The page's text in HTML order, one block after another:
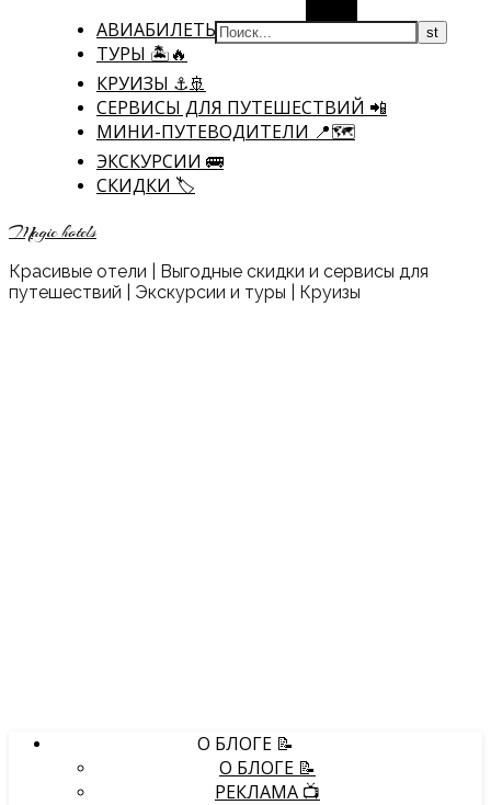
АВИАБИЛЕТЫ ✈
ТУРЫ 🏝🔥
КРУИЗЫ ⚓🚢
CЕРВИСЫ ДЛЯ ПУТЕШЕСТВИЙ 📲
МИНИ-ПУТЕВОДИТЕЛИ 📍🗺️
ЭКСКУРСИИ 🚌
СКИДКИ 🏷️
Magic hotels
Красивые отели | Выгодные скидки и сервисы для
путешествий | Экскурсии и туры | Круизы
О БЛОГЕ 📝
О БЛОГЕ 📝
РЕКЛАМА 📺